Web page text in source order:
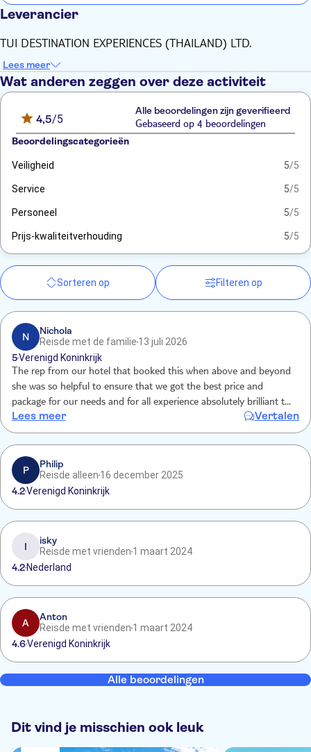
Zonnebedjes niet inbegrepen
Neem iets mee voor op je hoofd
Hou er rekening mee dat alle tijden ongeveer en aan
veranderingen onderhevig zijn
Niet geschikt voor zwangere vrouwen
Niet geschikt voor gasten die hart- of
ademhalingsproblemen hebben
Leverancier
TUI DESTINATION EXPERIENCES (THAILAND) LTD.
Lees meer
Wat anderen zeggen over deze activiteit
4,5/5
Alle beoordelingen zijn geverifieerd
Gebaseerd op 4 beoordelingen
Beoordelingscategorieën
Veiligheid 5/5
Service 5/5
Personeel 5/5
Prijs-kwaliteitverhouding 5/5
Sorteren op Filteren op
N
Nichola
Reisde met de familie 13 juli 2026
5Verenigd Koninkrijk
The rep from our hotel that booked this when above and beyond
she was so helpful to ensure that we got the best price and
package for our needs and for all experience absolutely brilliant the
food was incredible the atmosphere and because it was low season
it wasn’t too busy being enjoyed every minute would definitely like
to come back
Lees meer Vertalen
P
Philip
Reisde alleen 16 december 2025
4.2Verenigd Koninkrijk
I
isky
Reisde met vrienden 1 maart 2024
4.2 Nederland
A
Anton
Reisde met vrienden 1 maart 2024
4.6Verenigd Koninkrijk
Alle beoordelingen
Dit vind je misschien ook leuk